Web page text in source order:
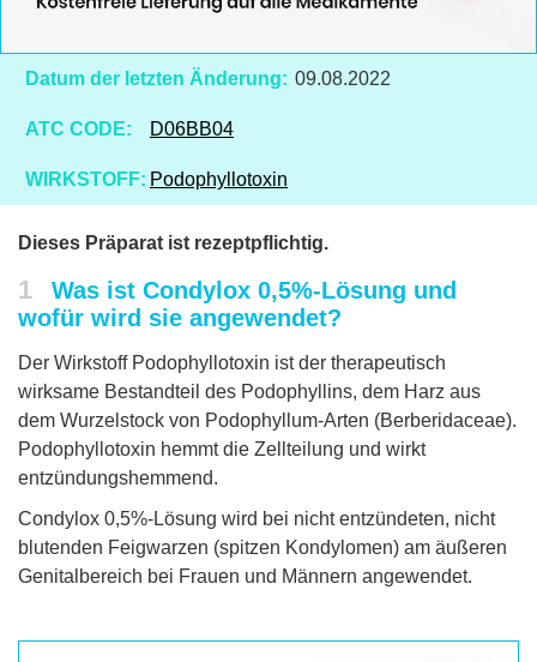
Datum der letzten Änderung: 09.08.2022
ATC CODE: D06BB04
WIRKSTOFF: Podophyllotoxin
Dieses Präparat ist rezeptpflichtig.
1
Was ist Condylox 0,5%-Lösung und
wofür wird sie angewendet?
Der Wirkstoff Podophyllotoxin ist der therapeutisch
wirksame Bestandteil des Podophyllins, dem Harz aus
dem Wurzelstock von Podophyllum-Arten (Berberidaceae).
Podophyllotoxin hemmt die Zellteilung und wirkt
entzündungshemmend.
Condylox 0,5%-Lösung wird bei nicht entzündeten, nicht
blutenden Feigwarzen (spitzen Kondylomen) am äußeren
Genitalbereich bei Frauen und Männern angewendet.